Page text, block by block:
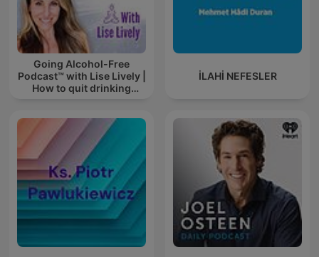
Going Alcohol-Free
Podcast™ with Lise Lively |
How to quit drinking
İLAHİ NEFESLER